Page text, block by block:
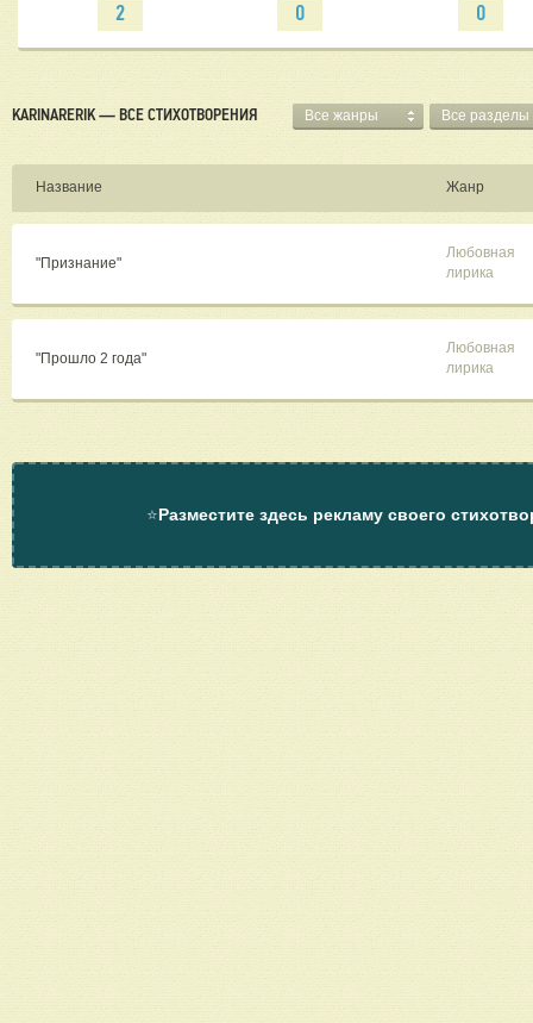
2 0 0
KARINARERIK — ВСЕ СТИХОТВОРЕНИЯ Все жанры Все разделы
Название Жанр
"Признание"
Любовная
лирика
"Прошло 2 года"
Любовная
лирика
⭐Разместите здесь рекламу своего